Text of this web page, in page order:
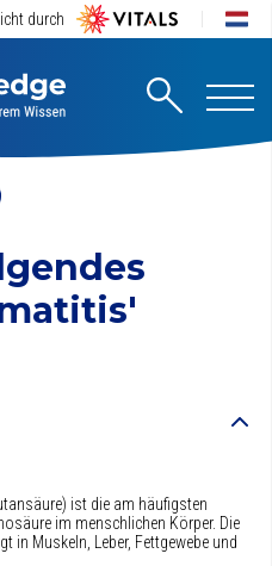
durch
ist die am häufigsten
im menschlichen Körper. Die
in Muskeln, Leber, Fettgewebe und